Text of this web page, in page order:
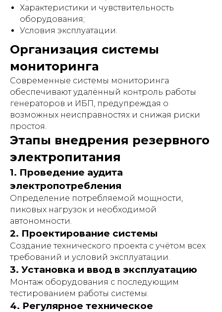
Характеристики и чувствительность
оборудования;
Условия эксплуатации.
Организация системы
мониторинга
Современные системы мониторинга
обеспечивают удалённый контроль работы
генераторов и ИБП, предупреждая о
возможных неисправностях и снижая риски
простоя.
Этапы внедрения резервного
электропитания
1. Проведение аудита
электропотребления
Определение потребляемой мощности,
пиковых нагрузок и необходимой
автономности.
2. Проектирование системы
Создание технического проекта с учётом всех
требований и условий эксплуатации.
3. Установка и ввод в эксплуатацию
Монтаж оборудования с последующим
тестированием работы системы.
4. Регулярное техническое